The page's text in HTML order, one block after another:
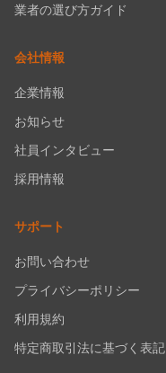
業者の選び方ガイド
会社情報
企業情報
お知らせ
社員インタビュー
採用情報
サポート
お問い合わせ
プライバシーポリシー
利用規約
特定商取引法に基づく表記